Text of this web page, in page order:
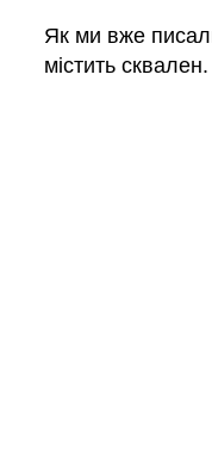
Як ми вже
містить